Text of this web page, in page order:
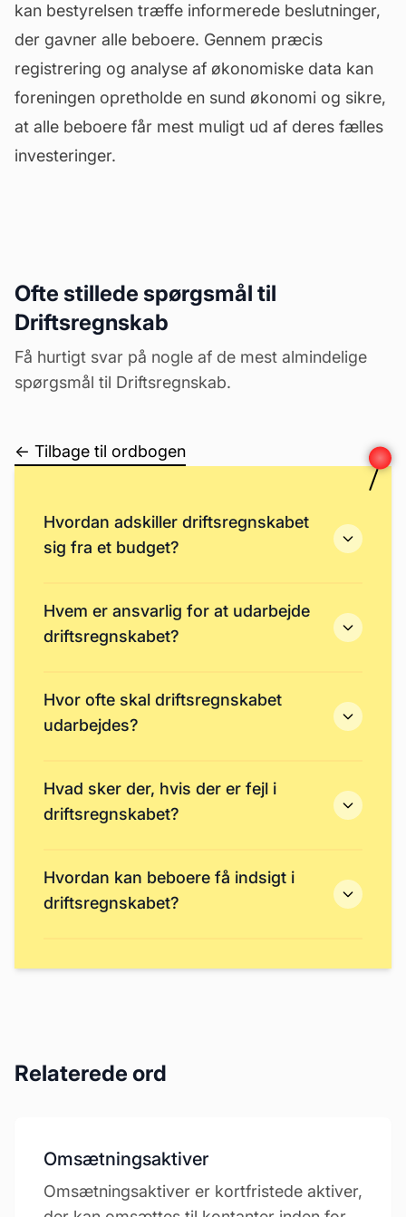
kan bestyrelsen træffe informerede beslutninger,
der gavner alle beboere. Gennem præcis
registrering og analyse af økonomiske data kan
foreningen opretholde en sund økonomi og sikre,
at alle beboere får mest muligt ud af deres fælles
investeringer.
Ofte stillede spørgsmål til
Driftsregnskab
Få hurtigt svar på nogle af de mest almindelige
spørgsmål til Driftsregnskab.
← Tilbage til ordbogen
Hvordan adskiller driftsregnskabet
sig fra et budget?
Hvem er ansvarlig for at udarbejde
driftsregnskabet?
Hvor ofte skal driftsregnskabet
udarbejdes?
Hvad sker der, hvis der er fejl i
driftsregnskabet?
Hvordan kan beboere få indsigt i
driftsregnskabet?
Relaterede ord
Omsætningsaktiver
Omsætningsaktiver er kortfristede aktiver,